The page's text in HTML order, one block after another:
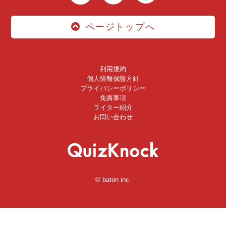
ページトップへ
利用規約
個人情報保護方針
プライバシーポリシー
免責事項
ライター紹介
お問い合わせ
© baton inc.